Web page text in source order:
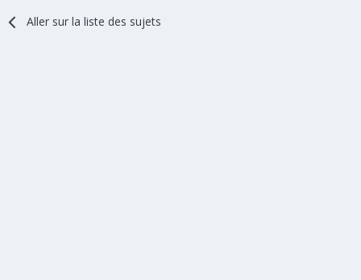
Aller sur la liste des sujets